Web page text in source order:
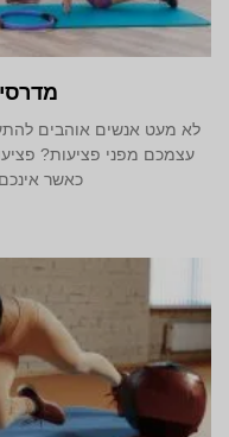
לא מעט אנשים אוהבים
עצמכם מפני פציעות?
כאשר